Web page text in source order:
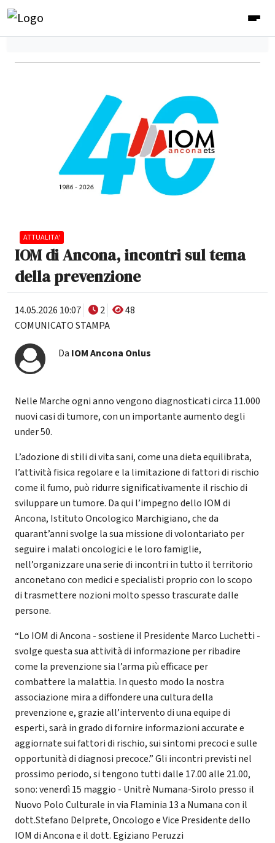
ATTUALITA'
IOM di Ancona, incontri sul tema
della prevenzione
14.05.2026 10:07 2
48
COMUNICATO STAMPA
Da IOM Ancona Onlus
Nelle Marche ogni anno vengono diagnosticati circa 11.000
nuovi casi di tumore, con un importante aumento degli
under 50.
L’adozione di stili di vita sani, come una dieta equilibrata,
l’attività fisica regolare e la limitazione di fattori di rischio
come il fumo, può ridurre significativamente il rischio di
sviluppare un tumore. Da qui l’impegno dello IOM di
Ancona, Istituto Oncologico Marchigiano, che da
quarant’anni svolge la sua missione di volontariato per
seguire i malati oncologici e le loro famiglie,
nell’organizzare una serie di incontri in tutto il territorio
anconetano con medici e specialisti proprio con lo scopo
di trasmettere nozioni molto spesso trascurate dalle
persone.
“Lo IOM di Ancona - sostiene il Presidente Marco Luchetti -
svolge questa sua attività di informazione per ribadire
come la prevenzione sia l’arma più efficace per
combattere la malattia. In questo modo la nostra
associazione mira a diffondere una cultura della
prevenzione e, grazie all’intervento di una equipe di
esperti, sarà in grado di fornire informazioni accurate e
aggiornate sui fattori di rischio, sui sintomi precoci e sulle
opportunità di diagnosi precoce.” Gli incontri previsti nel
prossimo periodo, si tengono tutti dalle 17.00 alle 21.00,
sono: venerdì 15 maggio - Unitrè Numana-Sirolo presso il
Nuovo Polo Culturale in via Flaminia 13 a Numana con il
dott.Stefano Delprete, Oncologo e Vice Presidente dello
IOM di Ancona e il dott. Egiziano Peruzzi